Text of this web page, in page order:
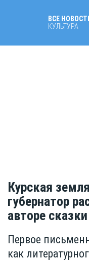
ВСЕ
КУЛЬТУРА
Курская
губернатор
авторе сказки
Первое
как